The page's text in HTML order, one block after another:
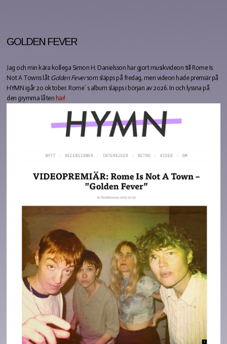
GOLDEN FEVER
Jag och min kära kollega Simon H. Danielsson har gjort musikvideon till Rome Is
Not A Towns låt Golden Feversom släpps på fredag, men videon hade premiär på
HYMN igår 20 oktober. Rome´s album släpps i början av 2026. In och lyssna på
den grymma låten här!